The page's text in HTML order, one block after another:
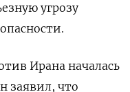
угрозу
Ирана началась
заявил, что